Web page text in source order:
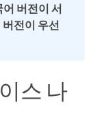
버전이 서
전이 우선
스 나